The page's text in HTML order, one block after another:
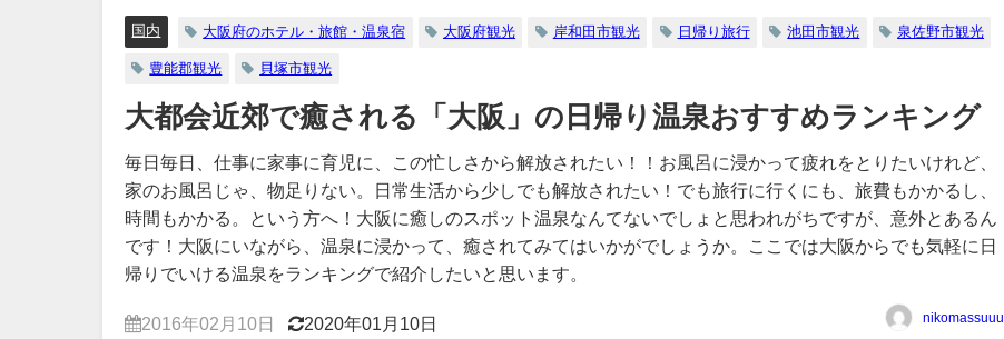
国内 大阪府のホテル・旅館・温泉宿 大阪府観光 岸和田市観光 日帰り旅行 池田市観光 泉佐野市観光
豊能郡観光 貝塚市観光
大都会近郊で癒される「大阪」の日帰り温泉おすすめランキング
毎日毎日、仕事に家事に育児に、この忙しさから解放されたい！！お風呂に浸かって疲れをとりたいけれど、
家のお風呂じゃ、物足りない。日常生活から少しでも解放されたい！でも旅行に行くにも、旅費もかかるし、
時間もかかる。という方へ！大阪に癒しのスポット温泉なんてないでしょと思われがちですが、意外とあるん
です！大阪にいながら、温泉に浸かって、癒されてみてはいかがでしょうか。ここでは大阪からでも気軽に日
帰りでいける温泉をランキングで紹介したいと思います。
2016年02月10日 2020年01月10日 nikomassuuu